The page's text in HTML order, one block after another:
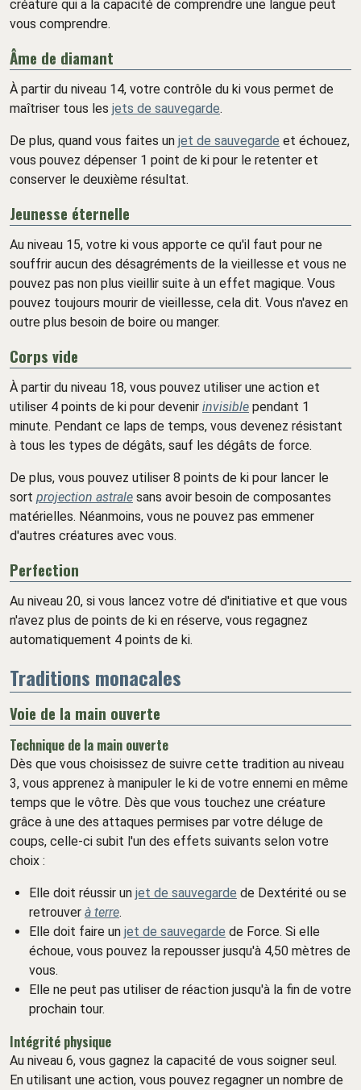
créature qui a la capacité de comprendre une langue peut
vous comprendre.
Âme de diamant
À partir du niveau 14, votre contrôle du ki vous permet de
maîtriser tous les jets de sauvegarde.
De plus, quand vous faites un jet de sauvegarde et échouez,
vous pouvez dépenser 1 point de ki pour le retenter et
conserver le deuxième résultat.
Jeunesse éternelle
Au niveau 15, votre ki vous apporte ce qu'il faut pour ne
souffrir aucun des désagréments de la vieillesse et vous ne
pouvez pas non plus vieillir suite à un effet magique. Vous
pouvez toujours mourir de vieillesse, cela dit. Vous n'avez en
outre plus besoin de boire ou manger.
Corps vide
À partir du niveau 18, vous pouvez utiliser une action et
utiliser 4 points de ki pour devenir invisible pendant 1
minute. Pendant ce laps de temps, vous devenez résistant
à tous les types de dégâts, sauf les dégâts de force.
De plus, vous pouvez utiliser 8 points de ki pour lancer le
sort projection astrale sans avoir besoin de composantes
matérielles. Néanmoins, vous ne pouvez pas emmener
d'autres créatures avec vous.
Perfection
Au niveau 20, si vous lancez votre dé d'initiative et que vous
n'avez plus de points de ki en réserve, vous regagnez
automatiquement 4 points de ki.
Traditions monacales
Voie de la main ouverte
Technique de la main ouverte
Dès que vous choisissez de suivre cette tradition au niveau
3, vous apprenez à manipuler le ki de votre ennemi en même
temps que le vôtre. Dès que vous touchez une créature
grâce à une des attaques permises par votre déluge de
coups, celle-ci subit l'un des effets suivants selon votre
choix :
Elle doit réussir un jet de sauvegarde de Dextérité ou se
retrouver à terre.
Elle doit faire un jet de sauvegarde de Force. Si elle
échoue, vous pouvez la repousser jusqu'à 4,50 mètres de
vous.
Elle ne peut pas utiliser de réaction jusqu'à la fin de votre
prochain tour.
Intégrité physique
Au niveau 6, vous gagnez la capacité de vous soigner seul.
En utilisant une action, vous pouvez regagner un nombre de